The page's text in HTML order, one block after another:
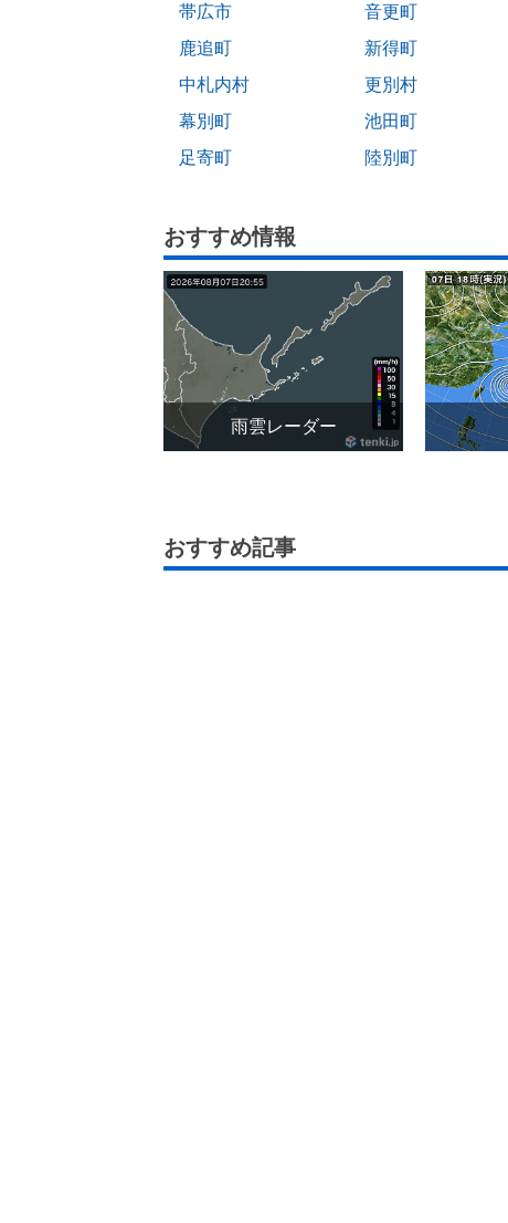
帯広市
音更町
鹿追町
新得町
中札内村
更別村
幕別町
池田町
足寄町
陸別町
おすすめ情報
雨雲レーダー
おすすめ記事